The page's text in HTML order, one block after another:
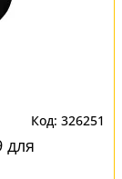
326251
для